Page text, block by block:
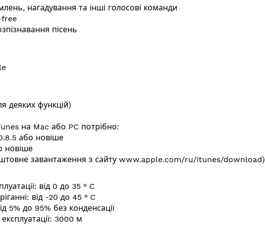
нагадування та інші голосові команди
free
пісень
деяких функцій)
на Mac або PC потрібно:
або новіше
новіше
завантаження з сайту www.apple.com/ru/itunes/download)
від 0 до 35 ° C
від -20 до 45 ° C
5% до 95% без конденсації
3000 м